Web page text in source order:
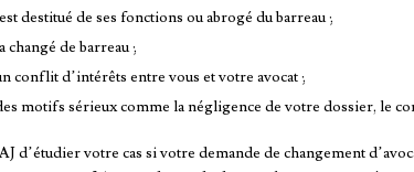
destitué de ses fonctions ou abrogé du barreau ;
changé de barreau ;
conflit d’intérêts entre vous et votre avocat ;
motifs sérieux comme la négligence de votre dossier, le
d’étudier votre cas si votre demande de changement